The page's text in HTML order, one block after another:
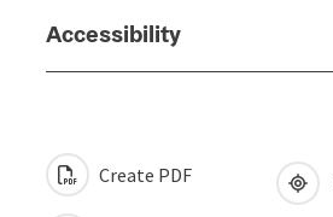
Accessibility
Create PDF